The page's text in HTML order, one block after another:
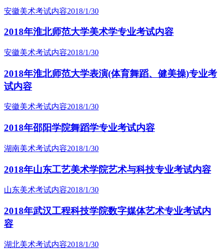
安徽美术考试内容2018/1/30
2018年淮北师范大学美术学专业考试内容
安徽美术考试内容2018/1/30
2018年淮北师范大学表演(体育舞蹈、健美操)专业考
试内容
安徽美术考试内容2018/1/30
2018年邵阳学院舞蹈学专业考试内容
湖南美术考试内容2018/1/30
2018年山东工艺美术学院艺术与科技专业考试内容
山东美术考试内容2018/1/30
2018年武汉工程科技学院数字媒体艺术专业考试内
容
湖北美术考试内容2018/1/30